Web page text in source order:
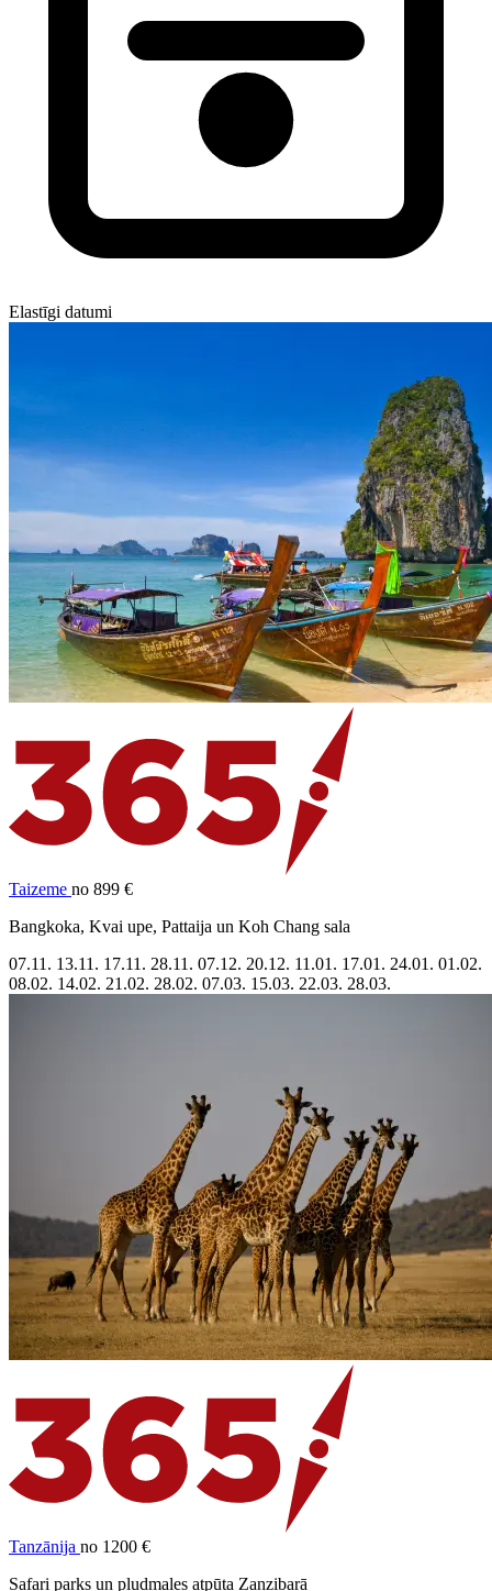
Elastīgi datumi
Taizeme no 899 €
Bangkoka, Kvai upe, Pattaija un Koh Chang sala
07.11. 13.11. 17.11. 28.11. 07.12. 20.12. 11.01. 17.01. 24.01. 01.02.
08.02. 14.02. 21.02. 28.02. 07.03. 15.03. 22.03. 28.03.
Tanzānija no 1200 €
Safari parks un pludmales atpūta Zanzibarā